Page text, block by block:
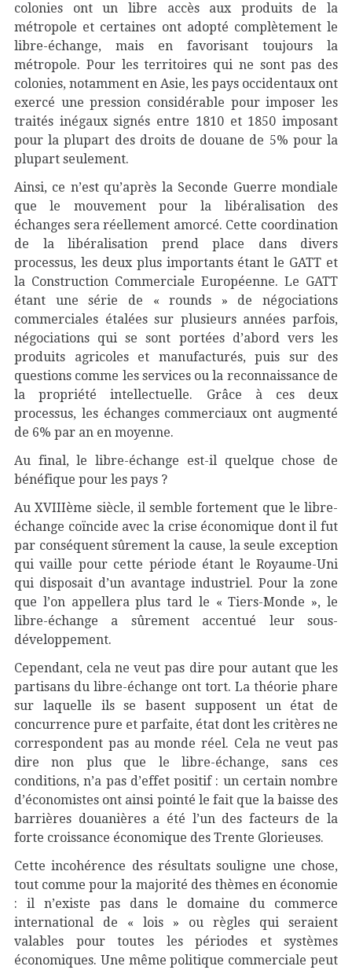
colonies ont un libre accès aux produits de la
métropole et certaines ont adopté complètement le
libre-échange, mais en favorisant toujours la
métropole. Pour les territoires qui ne sont pas des
colonies, notamment en Asie, les pays occidentaux ont
exercé une pression considérable pour imposer les
traités inégaux signés entre 1810 et 1850 imposant
pour la plupart des droits de douane de 5% pour la
plupart seulement.
Ainsi, ce n’est qu’après la Seconde Guerre mondiale
que le mouvement pour la libéralisation des
échanges sera réellement amorcé. Cette coordination
de la libéralisation prend place dans divers
processus, les deux plus importants étant le GATT et
la Construction Commerciale Européenne. Le GATT
étant une série de « rounds » de négociations
commerciales étalées sur plusieurs années parfois,
négociations qui se sont portées d’abord vers les
produits agricoles et manufacturés, puis sur des
questions comme les services ou la reconnaissance de
la propriété intellectuelle. Grâce à ces deux
processus, les échanges commerciaux ont augmenté
de 6% par an en moyenne.
Au final, le libre-échange est-il quelque chose de
bénéfique pour les pays ?
Au XVIIIème siècle, il semble fortement que le libre-
échange coïncide avec la crise économique dont il fut
par conséquent sûrement la cause, la seule exception
qui vaille pour cette période étant le Royaume-Uni
qui disposait d’un avantage industriel. Pour la zone
que l’on appellera plus tard le « Tiers-Monde », le
libre-échange a sûrement accentué leur sous-
développement.
Cependant, cela ne veut pas dire pour autant que les
partisans du libre-échange ont tort. La théorie phare
sur laquelle ils se basent supposent un état de
concurrence pure et parfaite, état dont les critères ne
correspondent pas au monde réel. Cela ne veut pas
dire non plus que le libre-échange, sans ces
conditions, n’a pas d’effet positif : un certain nombre
d’économistes ont ainsi pointé le fait que la baisse des
barrières douanières a été l’un des facteurs de la
forte croissance économique des Trente Glorieuses.
Cette incohérence des résultats souligne une chose,
tout comme pour la majorité des thèmes en économie
: il n’existe pas dans le domaine du commerce
international de « lois » ou règles qui seraient
valables pour toutes les périodes et systèmes
économiques. Une même politique commerciale peut